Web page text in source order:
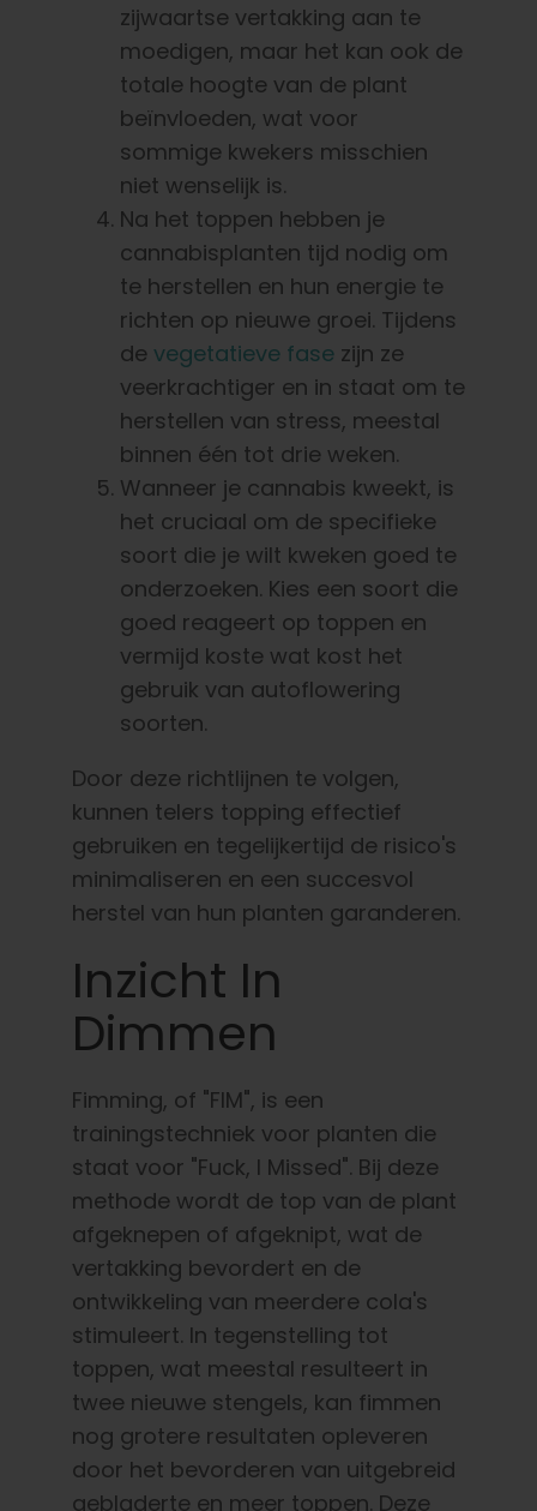
zijwaartse vertakking aan te
moedigen, maar het kan ook de
totale hoogte van de plant
beïnvloeden, wat voor
sommige kwekers misschien
niet wenselijk is.
Na het toppen hebben je
cannabisplanten tijd nodig om
te herstellen en hun energie te
richten op nieuwe groei. Tijdens
de vegetatieve fase zijn ze
veerkrachtiger en in staat om te
herstellen van stress, meestal
binnen één tot drie weken.
Wanneer je cannabis kweekt, is
het cruciaal om de specifieke
soort die je wilt kweken goed te
onderzoeken. Kies een soort die
goed reageert op toppen en
vermijd koste wat kost het
gebruik van autoflowering
soorten.
Door deze richtlijnen te volgen,
kunnen telers topping effectief
gebruiken en tegelijkertijd de risico's
minimaliseren en een succesvol
herstel van hun planten garanderen.
Inzicht In
Dimmen
Fimming, of "FIM", is een
trainingstechniek voor planten die
staat voor "Fuck, I Missed". Bij deze
methode wordt de top van de plant
afgeknepen of afgeknipt, wat de
vertakking bevordert en de
ontwikkeling van meerdere cola's
stimuleert. In tegenstelling tot
toppen, wat meestal resulteert in
twee nieuwe stengels, kan fimmen
nog grotere resultaten opleveren
door het bevorderen van uitgebreid
gebladerte en meer toppen. Deze